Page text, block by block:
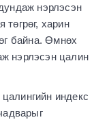
нэрлэсэн
төгрөг, харин
байна. Өмнөх
нэрлэсэн цалин
индекс